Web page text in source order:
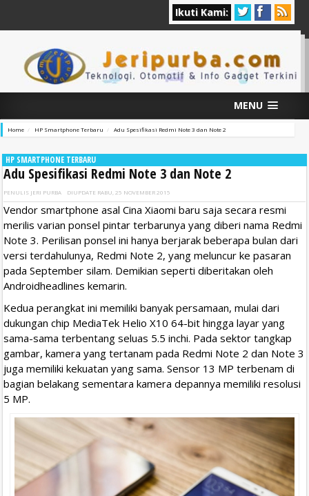
Ikuti Kami:
MENU
Home HP Smartphone Terbaru Adu Spesifikasi Redmi Note 3 dan Note 2
HP SMARTPHONE TERBARU
Adu Spesifikasi Redmi Note 3 dan Note 2
PENULIS JERI PURBA DIUPDATE RABU, 25 NOVEMBER 2015
Vendor smartphone asal Cina Xiaomi baru saja secara resmi
merilis varian ponsel pintar terbarunya yang diberi nama Redmi
Note 3. Perilisan ponsel ini hanya berjarak beberapa bulan dari
versi terdahulunya, Redmi Note 2, yang meluncur ke pasaran
pada September silam. Demikian seperti diberitakan oleh
Androidheadlines kemarin.
Kedua perangkat ini memiliki banyak persamaan, mulai dari
dukungan chip MediaTek Helio X10 64-bit hingga layar yang
sama-sama terbentang seluas 5.5 inchi. Pada sektor tangkap
gambar, kamera yang tertanam pada Redmi Note 2 dan Note 3
juga memiliki kekuatan yang sama. Sensor 13 MP terbenam di
bagian belakang sementara kamera depannya memiliki resolusi
5 MP.